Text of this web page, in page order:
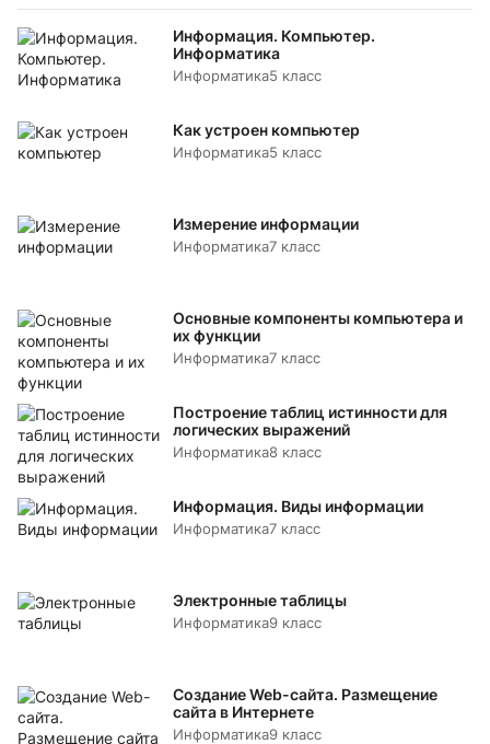
Информация. Компьютер.
Информатика
Информатика5 класс
Как устроен компьютер
Информатика5 класс
Измерение информации
Информатика7 класс
Основные компоненты компьютера и
их функции
Информатика7 класс
Построение таблиц истинности для
логических выражений
Информатика8 класс
Информация. Виды информации
Информатика7 класс
Электронные таблицы
Информатика9 класс
Создание Web-сайта. Размещение
сайта в Интернете
Информатика9 класс